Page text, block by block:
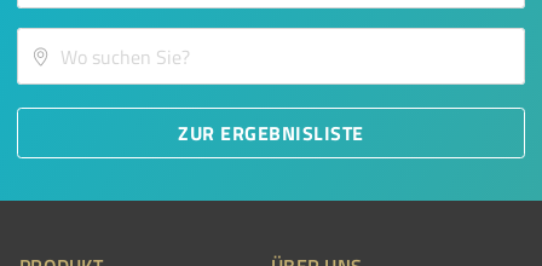
ZUR ERGEBNISLISTE